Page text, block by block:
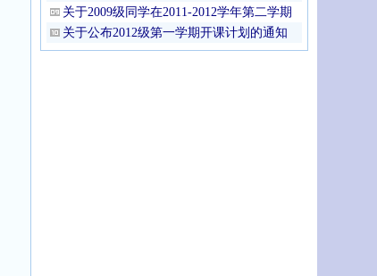
关于2009级同学在2011-2012学年第二学期
关于公布2012级第一学期开课计划的通知